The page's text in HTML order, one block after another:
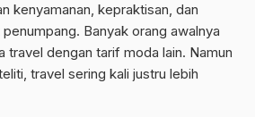
kenyamanan, kepraktisan, dan
Banyak orang awalnya
travel dengan tarif moda lain. Namun
travel sering kali justru lebih